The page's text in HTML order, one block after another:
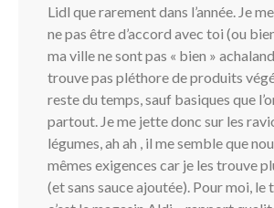
Lidl que rarement dans l’année. Je
ne pas être d’accord avec toi (ou
ma ville ne sont pas « bien »
trouve pas pléthore de produits
reste du temps, sauf basiques que
partout. Je me jette donc sur les
légumes, ah ah , il me semble que
mêmes exigences car je les trouve
(et sans sauce ajoutée). Pour moi, le